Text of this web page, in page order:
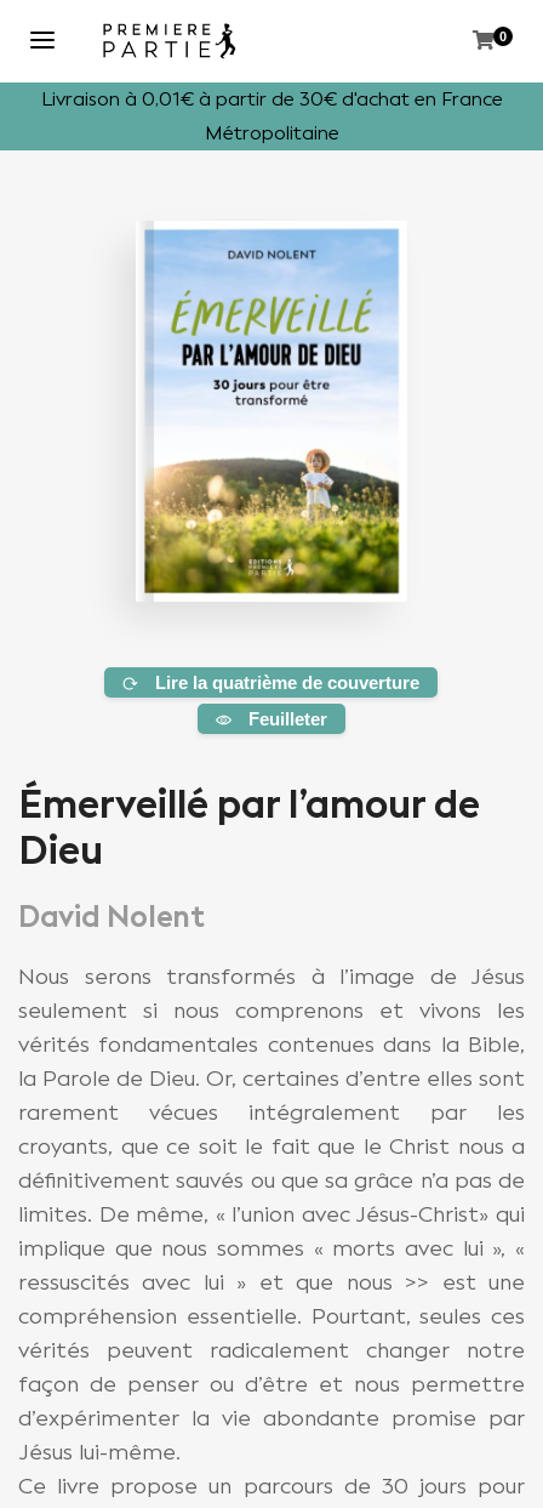
0
Livraison à 0,01€ à partir de 30€ d'achat en France
Métropolitaine
Lire la quatrième de couverture
Feuilleter
Émerveillé par l’amour de
Dieu
David Nolent
Nous serons transformés à l’image de Jésus
seulement si nous comprenons et vivons les
vérités fondamentales contenues dans la Bible,
la Parole de Dieu. Or, certaines d’entre elles sont
rarement vécues intégralement par les
croyants, que ce soit le fait que le Christ nous a
définitivement sauvés ou que sa grâce n’a pas de
limites. De même, « l’union avec Jésus-Christ» qui
implique que nous sommes « morts avec lui », «
ressuscités avec lui » et que nous >> est une
compréhension essentielle. Pourtant, seules ces
vérités peuvent radicalement changer notre
façon de penser ou d’être et nous permettre
d’expérimenter la vie abondante promise par
Jésus lui-même.
Ce livre propose un parcours de 30 jours pour